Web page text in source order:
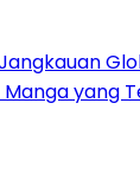
Manga yang